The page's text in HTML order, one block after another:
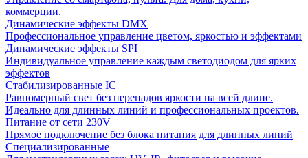
коммерции.
Динамические эффекты DMX
Профессиональное управление цветом, яркостью и эффектами
Динамические эффекты SPI
Индивидуальное управление каждым светодиодом для ярких
эффектов
Стабилизированные IC
Равномерный свет без перепадов яркости на всей длине.
Идеально для длинных линий и профессиональных проектов.
Питание от сети 230V
Прямое подключение без блока питания для длинных линий
Специализированные